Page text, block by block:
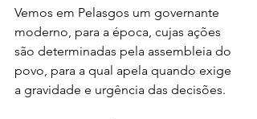
Vemos em Pelasgos um governante
moderno, para a época, cujas ações
são determinadas pela assembleia do
povo, para a qual apela quando exige
a gravidade e urgência das decisões.